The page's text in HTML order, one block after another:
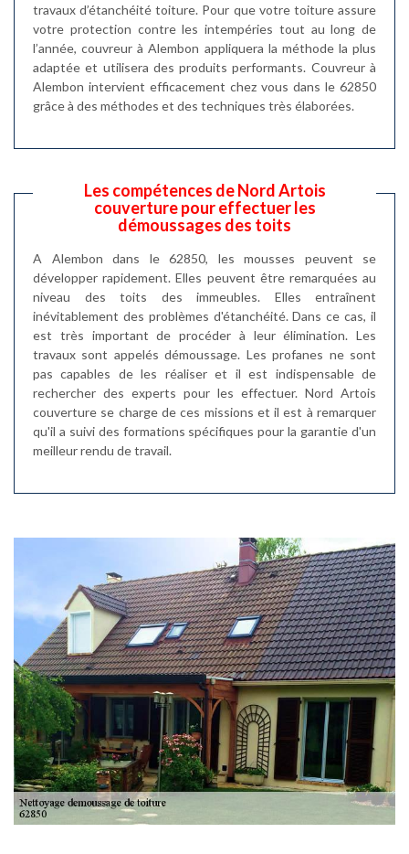
travaux d’étanchéité toiture. Pour que votre toiture assure
votre protection contre les intempéries tout au long de
l’année, couvreur à Alembon appliquera la méthode la plus
adaptée et utilisera des produits performants. Couvreur à
Alembon intervient efficacement chez vous dans le 62850
grâce à des méthodes et des techniques très élaborées.
Les compétences de Nord Artois
couverture pour effectuer les
démoussages des toits
A Alembon dans le 62850, les mousses peuvent se
développer rapidement. Elles peuvent être remarquées au
niveau des toits des immeubles. Elles entraînent
inévitablement des problèmes d'étanchéité. Dans ce cas, il
est très important de procéder à leur élimination. Les
travaux sont appelés démoussage. Les profanes ne sont
pas capables de les réaliser et il est indispensable de
rechercher des experts pour les effectuer. Nord Artois
couverture se charge de ces missions et il est à remarquer
qu'il a suivi des formations spécifiques pour la garantie d'un
meilleur rendu de travail.